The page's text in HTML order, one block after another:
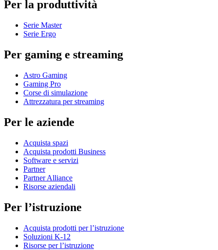
Per la produttività
Serie Master
Serie Ergo
Per gaming e streaming
Astro Gaming
Gaming Pro
Corse di simulazione
Attrezzatura per streaming
Per le aziende
Acquista spazi
Acquista prodotti Business
Software e servizi
Partner
Partner Alliance
Risorse aziendali
Per l’istruzione
Acquista prodotti per l’istruzione
Soluzioni K-12
Risorse per l’istruzione